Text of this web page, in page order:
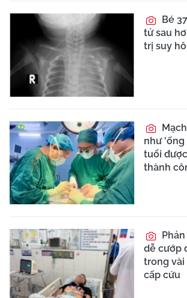
Bé
tử sau
trị suy
như 'ống
tuổi
thành
dễ cướp
trong vài
cấp cứu